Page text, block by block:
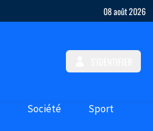
08 août 2026
Société Sport